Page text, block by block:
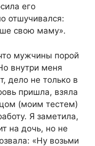
его
отшучивался:
свою маму».
мужчины порой
внутри меня
дело не только в
пришла, взяла
(моим тестем)
Я заметила,
на дочь, но не
«Ну возьми